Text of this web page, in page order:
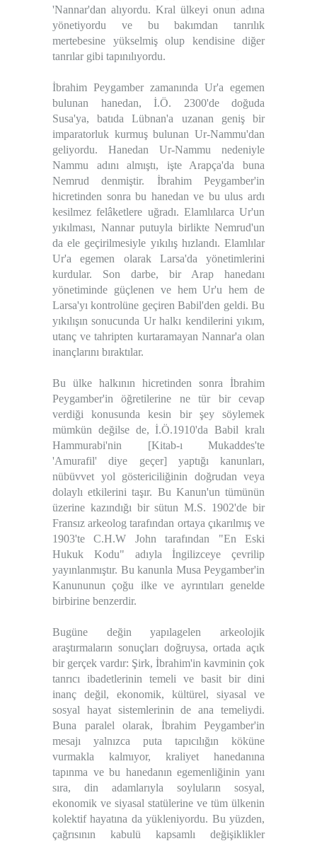
'Nannar'dan alıyordu. Kral ülkeyi onun adına
yönetiyordu ve bu bakımdan tanrılık
mertebesine yükselmiş olup kendisine diğer
tanrılar gibi tapınılıyordu.
İbrahim Peygamber zamanında Ur'a egemen
bulunan hanedan, İ.Ö. 2300'de doğuda
Susa'ya, batıda Lübnan'a uzanan geniş bir
imparatorluk kurmuş bulunan Ur-Nammu'dan
geliyordu. Hanedan Ur-Nammu nedeniyle
Nammu adını almıştı, işte Arapça'da buna
Nemrud denmiştir. İbrahim Peygamber'in
hicretinden sonra bu hanedan ve bu ulus ardı
kesilmez felâketlere uğradı. Elamlılarca Ur'un
yıkılması, Nannar putuyla birlikte Nemrud'un
da ele geçirilmesiyle yıkılış hızlandı. Elamlılar
Ur'a egemen olarak Larsa'da yönetimlerini
kurdular. Son darbe, bir Arap hanedanı
yönetiminde güçlenen ve hem Ur'u hem de
Larsa'yı kontrolüne geçiren Babil'den geldi. Bu
yıkılışın sonucunda Ur halkı kendilerini yıkım,
utanç ve tahripten kurtaramayan Nannar'a olan
inançlarını bıraktılar.
Bu ülke halkının hicretinden sonra İbrahim
Peygamber'in öğretilerine ne tür bir cevap
verdiği konusunda kesin bir şey söylemek
mümkün değilse de, İ.Ö.1910'da Babil kralı
Hammurabi'nin [Kitab-ı Mukaddes'te
'Amurafil' diye geçer] yaptığı kanunları,
nübüvvet yol göstericiliğinin doğrudan veya
dolaylı etkilerini taşır. Bu Kanun'un tümünün
üzerine kazındığı bir sütun M.S. 1902'de bir
Fransız arkeolog tarafından ortaya çıkarılmış ve
1903'te C.H.W John tarafından "En Eski
Hukuk Kodu" adıyla İngilizceye çevrilip
yayınlanmıştır. Bu kanunla Musa Peygamber'in
Kanununun çoğu ilke ve ayrıntıları genelde
birbirine benzerdir.
Bugüne değin yapılagelen arkeolojik
araştırmaların sonuçları doğruysa, ortada açık
bir gerçek vardır: Şirk, İbrahim'in kavminin çok
tanrıcı ibadetlerinin temeli ve basit bir dini
inanç değil, ekonomik, kültürel, siyasal ve
sosyal hayat sistemlerinin de ana temeliydi.
Buna paralel olarak, İbrahim Peygamber'in
mesajı yalnızca puta tapıcılığın köküne
vurmakla kalmıyor, kraliyet hanedanına
tapınma ve bu hanedanın egemenliğinin yanı
sıra, din adamlarıyla soyluların sosyal,
ekonomik ve siyasal statülerine ve tüm ülkenin
kolektif hayatına da yükleniyordu. Bu yüzden,
çağrısının kabulü kapsamlı değişiklikler